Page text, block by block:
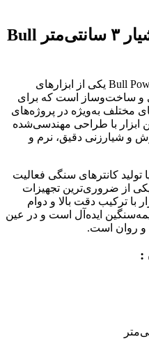
معرفی ابزار زن تخت شیار ۳ سانتی‌متر Bull
ابزار زن تخت شیار ۳ سانتی‌ برند Bull Power یکی از ابزارهای
و ساخت‌وساز است که برای
مختلف به‌ویژه در پروژه‌های
ابزار با طراحی مهندسی‌شده
و شیارزنی دقیق، نرم و
تولید کانترهای سنگی فعالیت
زن تخت شیار ۳ سانتی‌ یکی از ضروری‌ترین تجهیزات
ترکیب دقت بالا و دوام
ایده‌آل است و در عین
و روان است.
: